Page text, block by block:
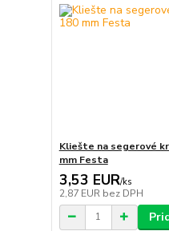
Kliešte na segerové
mm Festa
3,53 EUR/ks
2,87 EUR bez DPH